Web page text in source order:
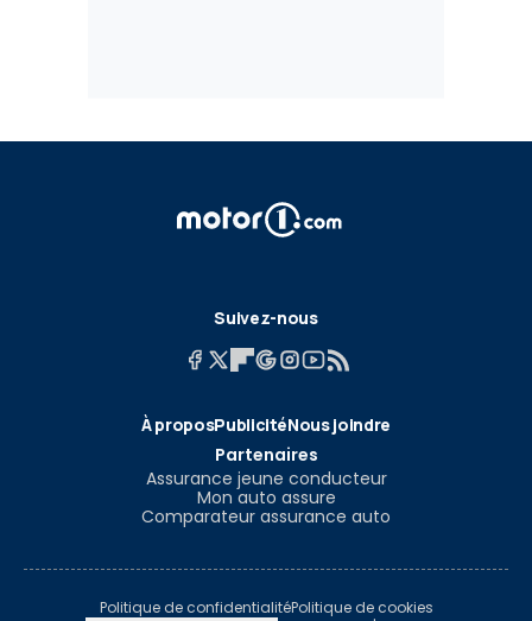
Suivez-nous
À proposPublicitéNous joindre
Partenaires
Assurance jeune conducteur
Mon auto assure
Comparateur assurance auto
Politique de confidentialitéPolitique de cookies